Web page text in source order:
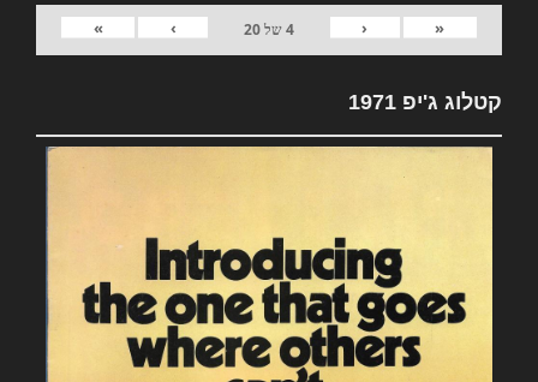
«
‹
4של20
›
»
קטלוג ג'יפ 1971